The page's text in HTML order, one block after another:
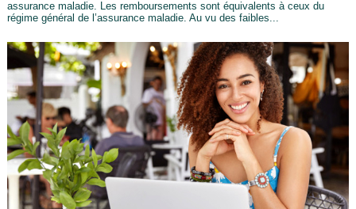
assurance maladie. Les remboursements sont équivalents à ceux du
régime général de l’assurance maladie. Au vu des faibles...